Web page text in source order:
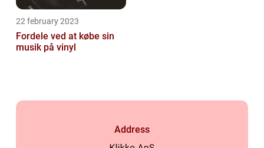
22 february 2023
Fordele ved at købe sin
musik på vinyl
Address